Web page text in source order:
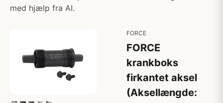
med hjælp fra AI.
FORCE
FORCE
krankboks
firkantet aksel
(Aksellængde: